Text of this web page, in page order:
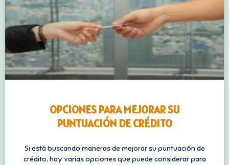
OPCIONES PARA MEJORAR SU
PUNTUACIÓN DE CRÉDITO
Si está buscando maneras de mejorar su puntuación de
crédito, hay varias opciones que puede considerar para